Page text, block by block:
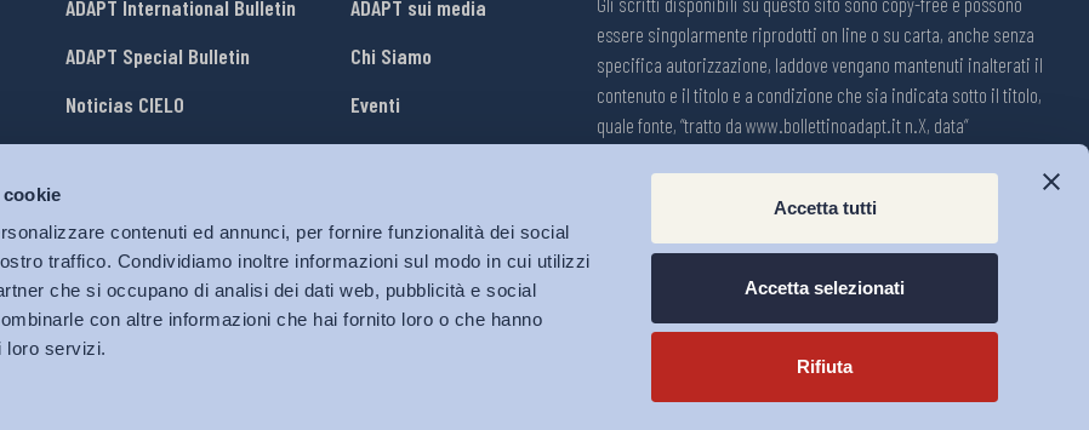
contenuti ed annunci, per fornire funzionalità dei social
traffico. Condividiamo inoltre informazioni sul modo in cui utilizzi
che si occupano di analisi dei dati web, pubblicità e social
con altre informazioni che hai fornito loro o che hanno
loro servizi.
Accetta tutti
Accetta selezionati
Rifiuta
ADAPT International Bulletin
ADAPT Special Bulletin
Noticias CIELO
ADAPT sui media
Chi Siamo
Eventi
Lavora con Noi
essere singolarmente riprodotti on line o su carta, anche senza
specifica autorizzazione, laddove vengano mantenuti inalterati il
contenuto e il titolo e a condizione che sia indicata sotto il titolo,
quale fonte, “tratto da www.bollettinoadapt.it n.X, data“
Registrazione n.1609, 11 novembre 2001, Tribunale di Modena, Italia.
Direttore responsabile: Michele Tiraboschi; Direttrice ADAPT
University Press: Lavinia Serrani.